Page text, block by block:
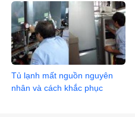
0936.04.2368
Tủ lạnh mất nguồn nguyên
nhân và cách khắc phục